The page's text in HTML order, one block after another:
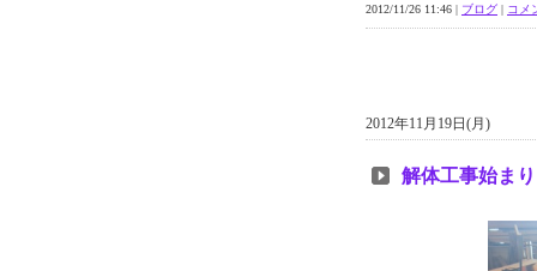
2012/11/26 11:46 | ブログ | コメ
2012年11月19日(月)
解体工事始ま